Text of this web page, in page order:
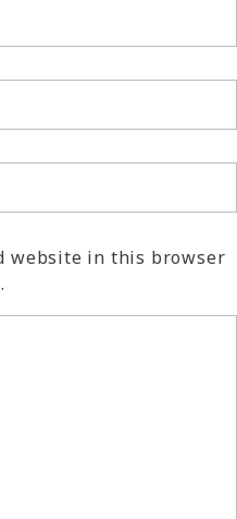
website in this browser